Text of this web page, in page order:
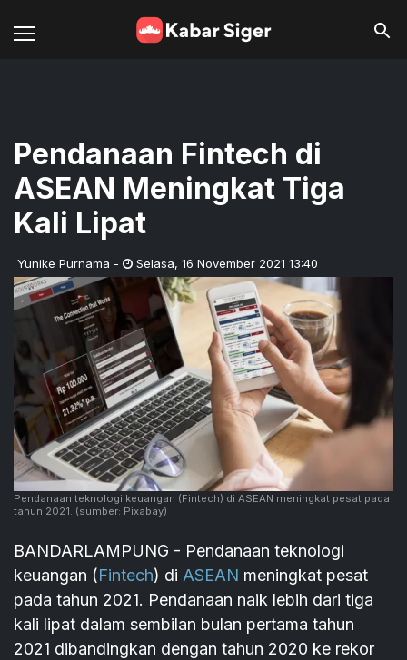
Pendanaan Fintech di
ASEAN Meningkat Tiga
Kali Lipat
Yunike Purnama - Selasa, 16 November 2021 13:40
Pendanaan teknologi keuangan (Fintech) di ASEAN meningkat pesat pada
tahun 2021. (sumber: Pixabay)
BANDARLAMPUNG - Pendanaan teknologi
keuangan (Fintech) di ASEAN meningkat pesat
pada tahun 2021. Pendanaan naik lebih dari tiga
kali lipat dalam sembilan bulan pertama tahun
2021 dibandingkan dengan tahun 2020 ke rekor